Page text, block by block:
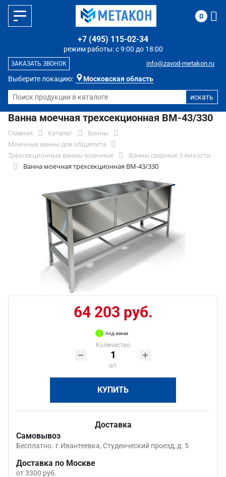
Выберите локацию: Московская область
режим работы: с 9:00 до 18:00
+7 (495) 115-02-34
info@zavod-metakon.ru
ЗАКАЗАТЬ ЗВОНОК
0
Ванна моечная трехсекционная ВМ-43/330
Главная Каталог
Ванны
Моечные ванны для общепита
Трехсекционные ванны моечные
Ванны сварные 3 ёмкости
Ванна моечная трехсекционная ВМ-43/330
64 203 руб.
под заказ
Количество
шт
КУПИТЬ
Доставка
Самовывоз
Бесплатно. г.Ивантеевка, Студенческий проезд, д. 5
Доставка по Москве
от 3300 руб.